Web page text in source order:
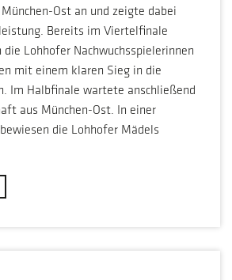
Ost an und zeigte dabei
Bereits im Viertelfinale
Lohhofer Nachwuchsspielerinnen
mit einem klaren Sieg in die
Im Halbfinale wartete anschließend
aus München-Ost. In einer
die Lohhofer Mädels